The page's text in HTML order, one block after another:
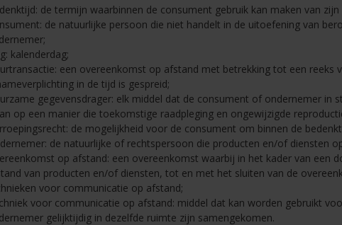
de termijn waarbinnen de consument gebruik kan maken van
de natuurlijke persoon die niet handelt in de uitoefening van
kalenderdag;
een overeenkomst op afstand met betrekking tot een
in de tijd is gespreid;
gegevensdrager: elk middel dat de consument of ondernemer
op een manier die toekomstige raadpleging en ongewijzigde
de mogelijkheid voor de consument om binnen de
de natuurlijke of rechtspersoon die producten en/of diensten
op afstand: een overeenkomst waarbij in het kader van een
van producten en/of diensten, tot en met het sluiten van de
voor communicatie op afstand;
voor communicatie op afstand: middel dat kan worden gebruikt
gelijktijdig in dezelfde ruimte zijn samengekomen.